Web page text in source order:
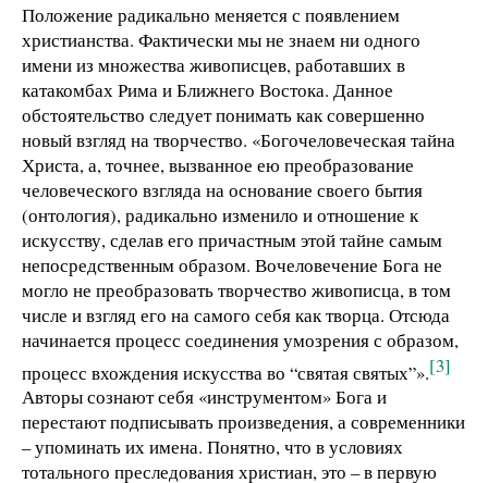
Положение радикально меняется с появлением
христианства. Фактически мы не знаем ни одного
имени из множества живописцев, работавших в
катакомбах Рима и Ближнего Востока. Данное
обстоятельство следует понимать как совершенно
новый взгляд на творчество. «Богочеловеческая тайна
Христа, а, точнее, вызванное ею преобразование
человеческого взгляда на основание своего бытия
(онтология), радикально изменило и отношение к
искусству, сделав его причастным этой тайне самым
непосредственным образом. Вочеловечение Бога не
могло не преобразовать творчество живописца, в том
числе и взгляд его на самого себя как творца. Отсюда
начинается процесс соединения умозрения с образом,
процесс вхождения искусства во “святая святых”».[3]
Авторы сознают себя «инструментом» Бога и
перестают подписывать произведения, а современники
– упоминать их имена. Понятно, что в условиях
тотального преследования христиан, это – в первую